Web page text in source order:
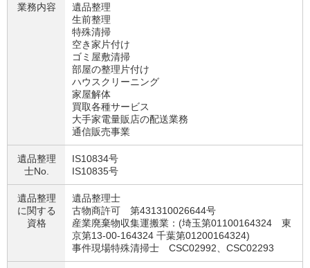
業務内容
遺品整理
生前整理
特殊清掃
空き家片付け
ゴミ屋敷清掃
部屋の整理片付け
ハウスクリーニング
家屋解体
買取各種サービス
大手家電量販店の配送業務
通信販売事業
遺品整理
士No.
IS10834号
IS10835号
遺品整理
に関する
資格
遺品整理士
古物商許可 第431310026644号
産業廃棄物収集運搬業：(埼玉第01100164324 東
京第13-00-164324 千葉第01200164324)
事件現場特殊清掃士 CSC02992、CSC02293